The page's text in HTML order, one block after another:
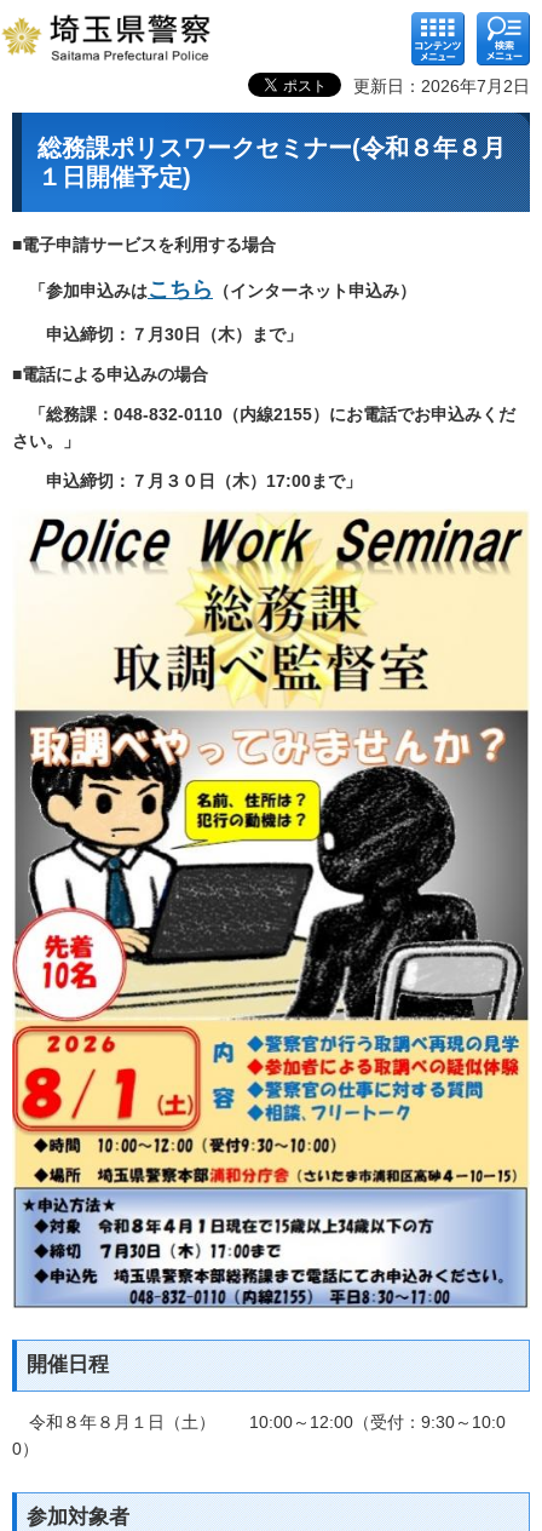
コンテ
ンツメ
ニュー
検索メ
ニュー
更新日：2026年7月2日
総務課ポリスワークセミナー(令和８年８月
１日開催予定)
■電子申請サービスを利用する場合
「参加申込みはこちら （インターネット申込み）
申込締切：７月30日（木）まで」
■電話による申込みの場合
「総務課：048-832-0110（内線2155）にお電話でお申込みくだ
さい。」
申込締切：７月３０日（木）17:00まで」
開催日程
令和８年８月１日（土） 10:00～12:00（受付：9:30～10:0
0）
参加対象者